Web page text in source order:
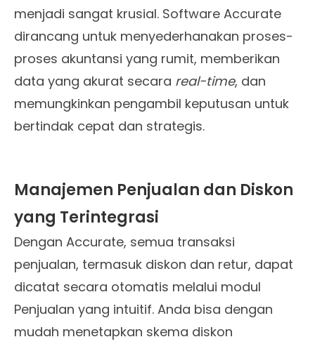
menjadi sangat krusial. Software Accurate
dirancang untuk menyederhanakan proses-
proses akuntansi yang rumit, memberikan
data yang akurat secara real-time, dan
memungkinkan pengambil keputusan untuk
bertindak cepat dan strategis.
Manajemen Penjualan dan Diskon
yang Terintegrasi
Dengan Accurate, semua transaksi
penjualan, termasuk diskon dan retur, dapat
dicatat secara otomatis melalui modul
Penjualan yang intuitif. Anda bisa dengan
mudah menetapkan skema diskon